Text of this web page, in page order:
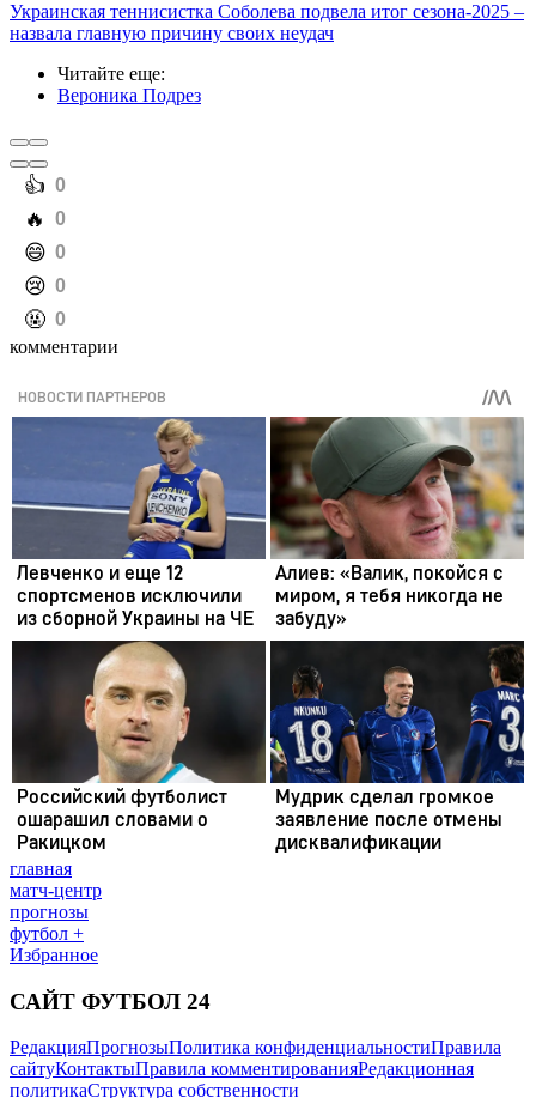
Украинская теннисистка Соболева подвела итог сезона-2025 –
назвала главную причину своих неудач
Читайте еще:
Вероника Подрез
️👍 0
️🔥 0
️😄 0
️😢 0
️🤬 0
комментарии
главная
матч-центр
прогнозы
футбол +
Избранное
САЙТ ФУТБОЛ 24
РедакцияПрогнозыПолитика конфиденциальностиПравила
сайтуКонтактыПравила комментированияРедакционная
политикаСтруктура собственности